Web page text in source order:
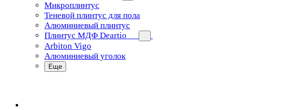
Микроплинтус
Теневой плинтус для пола
Алюминиевый плинтус
Плинтус МДФ Deartio
Arbiton Vigo
Алюминиевый уголок
Еще